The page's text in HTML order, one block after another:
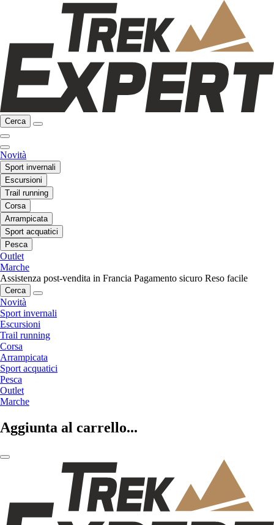
Cerca
Novità
Sport invernali
Escursioni
Trail running
Corsa
Arrampicata
Sport acquatici
Pesca
Outlet
Marche
Assistenza post-vendita in Francia Pagamento sicuro Reso facile
Cerca
Novità
Sport invernali
Escursioni
Trail running
Corsa
Arrampicata
Sport acquatici
Pesca
Outlet
Marche
Aggiunta al carrello...